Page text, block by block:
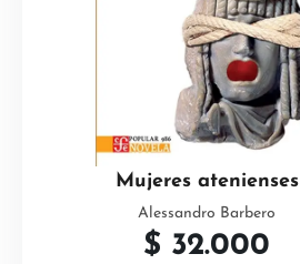
Mujeres atenienses
Alessandro Barbero
$ 32.000